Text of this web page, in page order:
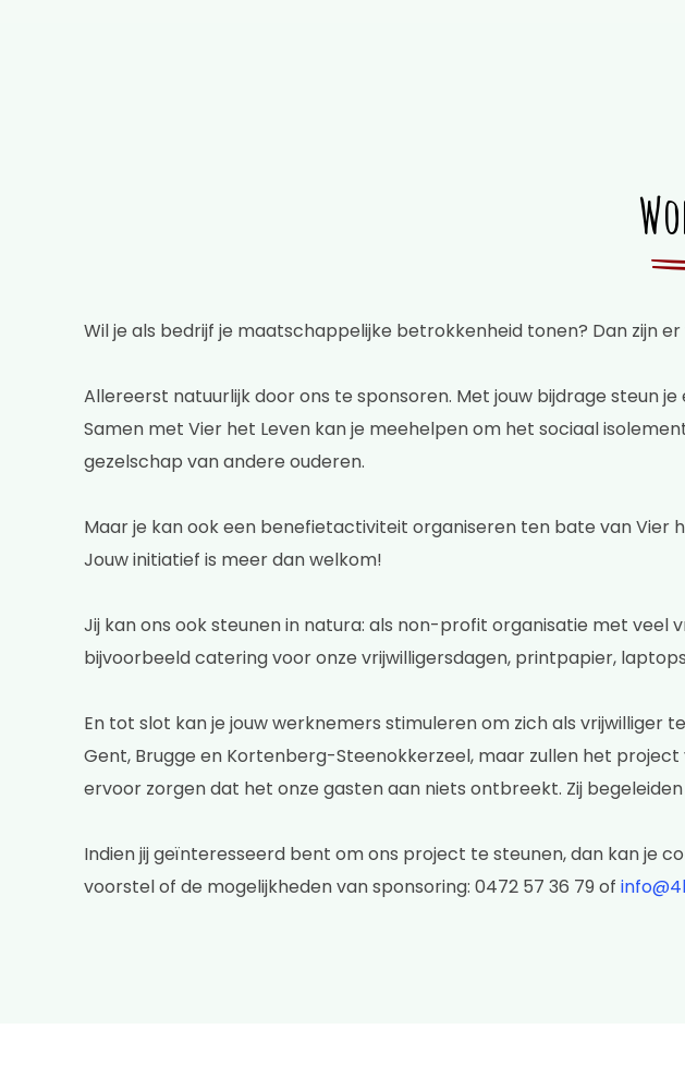
Wil je als bedrijf je maatschappelijke betrokkenheid tonen? Dan zijn
Allereerst natuurlijk door ons te sponsoren. Met jouw bijdrage steun
Samen met Vier het Leven kan je meehelpen om het sociaal
gezelschap van andere ouderen.
Maar je kan ook een benefietactiviteit organiseren ten bate van Vier
Jouw initiatief is meer dan welkom!
Jij kan ons ook steunen in natura: als non-profit organisatie met veel
bijvoorbeeld catering voor onze vrijwilligersdagen, printpapier,
En tot slot kan je jouw werknemers stimuleren om zich als vrijwilliger
Gent, Brugge en Kortenberg-Steenokkerzeel, maar zullen het
ervoor zorgen dat het onze gasten aan niets ontbreekt. Zij
Indien jij geïnteresseerd bent om ons project te steunen, dan kan je
voorstel of de mogelijkheden van sponsoring: 0472 57 36 79 of